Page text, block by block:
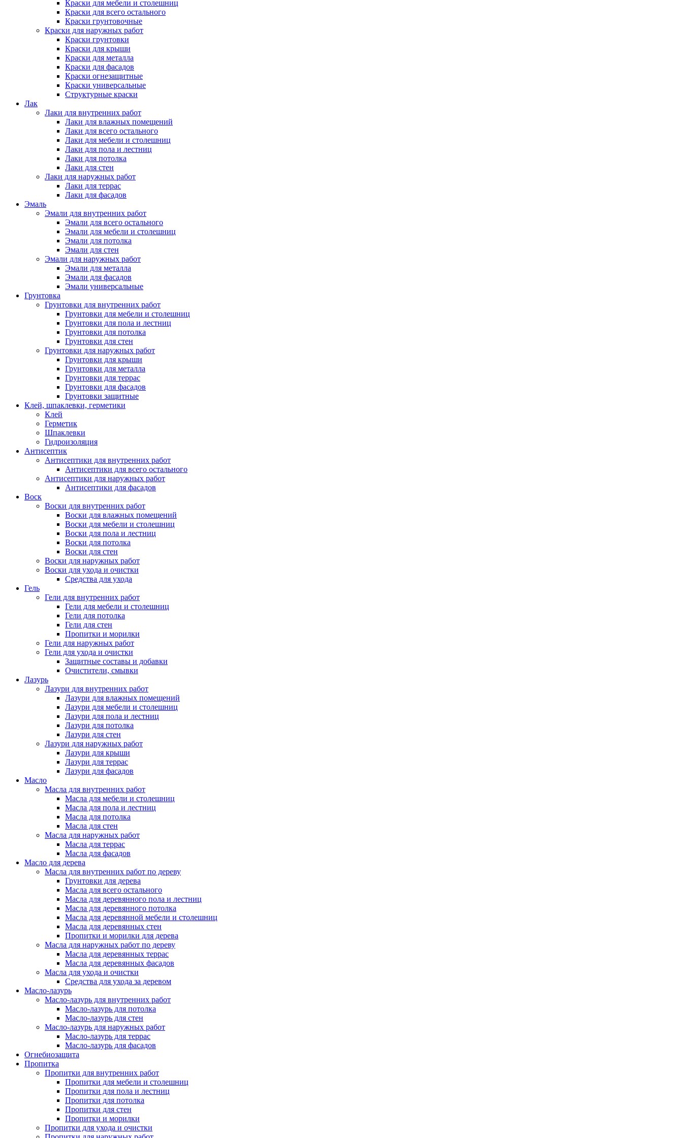
Краски для мебели и столешниц
Краски для всего остального
Краски грунтовочные
Краски для наружных работ
Краски грунтовки
Краски для крыши
Краски для металла
Краски для фасадов
Краски огнезащитные
Краски универсальные
Структурные краски
Лак
Лаки для внутренних работ
Лаки для влажных помещений
Лаки для всего остального
Лаки для мебели и столешниц
Лаки для пола и лестниц
Лаки для потолка
Лаки для стен
Лаки для наружных работ
Лаки для террас
Лаки для фасадов
Эмаль
Эмали для внутренних работ
Эмали для всего остального
Эмали для мебели и столешниц
Эмали для потолка
Эмали для стен
Эмали для наружных работ
Эмали для металла
Эмали для фасадов
Эмали универсальные
Грунтовка
Грунтовки для внутренних работ
Грунтовки для мебели и столешниц
Грунтовки для пола и лестниц
Грунтовки для потолка
Грунтовки для стен
Грунтовки для наружных работ
Грунтовки для крыши
Грунтовки для металла
Грунтовки для террас
Грунтовки для фасадов
Грунтовки защитные
Клей, шпаклевки, герметики
Клей
Герметик
Шпаклевки
Гидроизоляция
Антисептик
Антисептики для внутренних работ
Антисептики для всего остального
Антисептики для наружных работ
Антисептики для фасадов
Воск
Воски для внутренних работ
Воски для влажных помещений
Воски для мебели и столешниц
Воски для пола и лестниц
Воски для потолка
Воски для стен
Воски для наружных работ
Воски для ухода и очистки
Средства для ухода
Гель
Гели для внутренних работ
Гели для мебели и столешниц
Гели для потолка
Гели для стен
Пропитки и морилки
Гели для наружных работ
Гели для ухода и очистки
Защитные составы и добавки
Очистители, смывки
Лазурь
Лазури для внутренних работ
Лазури для влажных помещений
Лазури для мебели и столешниц
Лазури для пола и лестниц
Лазури для потолка
Лазури для стен
Лазури для наружных работ
Лазури для крыши
Лазури для террас
Лазури для фасадов
Масло
Масла для внутренних работ
Масла для мебели и столешниц
Масла для пола и лестниц
Масла для потолка
Масла для стен
Масла для наружных работ
Масла для террас
Масла для фасадов
Масло для дерева
Масла для внутренних работ по дереву
Грунтовки для дерева
Масла для всего остального
Масла для деревянного пола и лестниц
Масла для деревянного потолка
Масла для деревянной мебели и столешниц
Масла для деревянных стен
Пропитки и морилки для дерева
Масла для наружных работ по дереву
Масла для деревянных террас
Масла для деревянных фасадов
Масла для ухода и очистки
Средства для ухода за деревом
Масло-лазурь
Масло-лазурь для внутренних работ
Масло-лазурь для потолка
Масло-лазурь для стен
Масло-лазурь для наружных работ
Масло-лазурь для террас
Масло-лазурь для фасадов
Огнебиозащита
Пропитка
Пропитки для внутренних работ
Пропитки для мебели и столешниц
Пропитки для пола и лестниц
Пропитки для потолка
Пропитки для стен
Пропитки и морилки
Пропитки для ухода и очистки